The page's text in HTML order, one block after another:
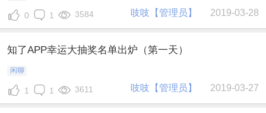
0 1 3584 吱吱【管理员】 2019-03-28
知了APP幸运大抽奖名单出炉（第一天）
闲聊
1 1 3611 吱吱【管理员】 2019-03-27